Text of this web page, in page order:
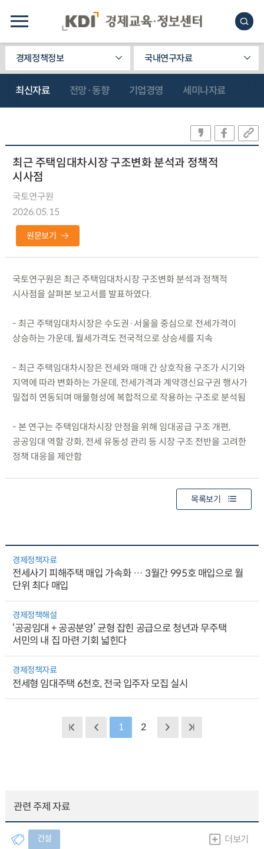
경제정책정보 국내연구자료
최신자료 전망·동향 기업경영 세미나자료
최근 주택임대차시장 구조변화 분석과 정책적
시사점
국토연구원
2026.05.15
원문보기
국토연구원은 최근 주택임대차시장 구조변화 분석과 정책적
시사점을 살펴본 보고서를 발표하였다.
- 최근 주택임대차시장은 수도권·서울을 중심으로 전세가격이
상승하는 가운데, 월세가격도 전국적으로 상승세를 지속
- 최근 주택임대차시장은 전세와 매매 간 상호작용 구조가 시기와
지역에 따라 변화하는 가운데, 전세가격과 계약갱신요구권 행사가
밀접히 연동되며 매물형성에 복합적으로 작용하는 구조로 분석됨
- 본 연구는 주택임대차시장 안정을 위해 임대공급 구조 개편,
공공임대 역할 강화, 전세 유동성 관리 등 시장 구조 전반을 고려한
정책 대응을 제안함
목록보기
경제정책자료
전세사기 피해주택 매입 가속화 … 3월간 995호 매입으로 월
단위 최다 매입
경제정책해설
‘공공임대 + 공공분양’ 균형 잡힌 공급으로 청년과 무주택
서민의 내 집 마련 기회 넓힌다
경제정책자료
전세형 임대주택 6천호, 전국 입주자 모집 실시
1 2
관련 주제 자료
건설 더보기